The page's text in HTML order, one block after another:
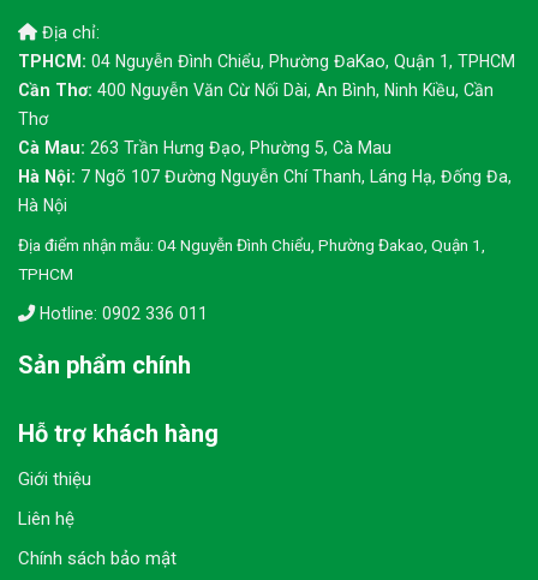
Địa chỉ:
TPHCM: 04 Nguyễn Đình Chiểu, Phường ĐaKao, Quận 1, TPHCM
Cần Thơ: 400 Nguyễn Văn Cừ Nối Dài, An Bình, Ninh Kiều, Cần
Thơ
Cà Mau: 263 Trần Hưng Đạo, Phường 5, Cà Mau
Hà Nội: 7 Ngõ 107 Đường Nguyễn Chí Thanh, Láng Hạ, Đống Đa,
Hà Nội
Địa điểm nhận mẫu: 04 Nguyễn Đình Chiểu, Phường Đakao, Quận 1,
TPHCM
Hotline: 0902 336 011
Sản phẩm chính
Hỗ trợ khách hàng
Giới thiệu
Liên hệ
Chính sách bảo mật